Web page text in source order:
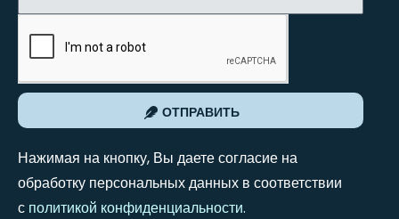
ОТПРАВИТЬ
Нажимая на кнопку, Вы даете согласие на
обработку персональных данных в соответствии
с политикой конфиденциальности.